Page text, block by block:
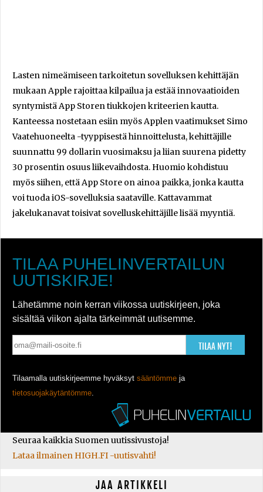
Lasten nimeämiseen tarkoitetun sovelluksen kehittäjän
mukaan Apple rajoittaa kilpailua ja estää innovaatioiden
syntymistä App Storen tiukkojen kriteerien kautta.
Kanteessa nostetaan esiin myös Applen vaatimukset Simo
Vaatehuoneelta -tyyppisestä hinnoittelusta, kehittäjille
suunnattu 99 dollarin vuosimaksu ja liian suurena pidetty
30 prosentin osuus liikevaihdosta. Huomio kohdistuu
myös siihen, että App Store on ainoa paikka, jonka kautta
voi tuoda iOS-sovelluksia saataville. Kattavammat
jakelukanavat toisivat sovelluskehittäjille lisää myyntiä.
TILAA PUHELINVERTAILUN
UUTISKIRJE!
Lähetämme noin kerran viikossa uutiskirjeen, joka
sisältää viikon ajalta tärkeimmät uutisemme.
TILAA NYT!
Tilaamalla uutiskirjeemme hyväksyt sääntömme ja
tietosuojakäytäntömme.
Seuraa kaikkia Suomen uutissivustoja!
Lataa ilmainen HIGH.FI -uutisvahti!
JAA ARTIKKELI